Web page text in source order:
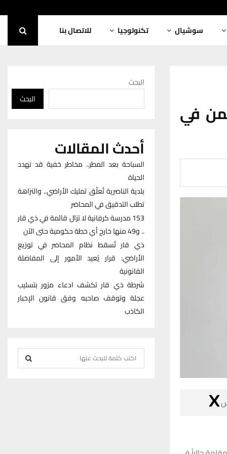
سوشيال تكنولوجيا للاتصال بنا
في
البحث
البحث
أحدث المقالات
السباحة بعد المطر.. مخاطر خفية قد تهدد
الحياة
بلدية الناصرية تُعلّق تمليك الأراضي.. والنزاهة
تطلب التدقيق في المحاضر
153 مدرسة كرفانية لا تزال قائمة في ذي قار
.. و49 منها خارج أي خطة حكومية حتى الآن
ذي قار تُسقط نظام المحاضر في توزيع
الأراضي: قرار يُعيد الأمور إلى المفاضلة
القانونية
شرطة ذي قار تكشف ادعاء مزور بتسليب
عجلة وتوقف صاحبه وفق قانون الإخبار
الكاذب
e